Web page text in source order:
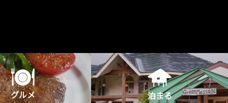
グルメ 泊まる